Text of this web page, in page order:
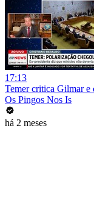
17:13
Temer critica Gilmar e
Os Pingos Nos Is
há 2 meses